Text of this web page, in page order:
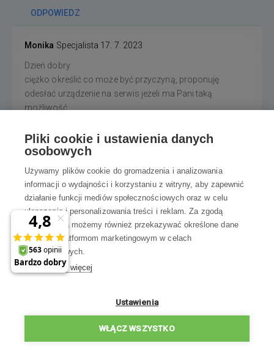
ODPOWIEDZ
Monika Specjalista 17. 7. 2023
Dzień dobry
ciężko określić co może być przyczyną, proponuję
odesłać urządzenie na serwis jeżeli ma Pani taką
możliwość.
ODPOWIEDZ
Sylwia12. 7. 2023
Nie opróżnia sam zbiornika na kurz
Dzień dobry. Posiadam Roborock q7 max i od kilu miesięcy się
sam nie opróżnia. Tzn podjeżdża do stacji, stacja się załącza
ale kurz i bród pozostają w pojemniku‍️proszę o pomoc
Ewelina5. 12. 2023
na pierwsze zakupy?
Chcę zniżkę
Pliki cookie i ustawienia danych
osobowych
Używamy plików cookie do gromadzenia i analizowania
informacji o wydajności i korzystaniu z witryny, aby zapewnić
działanie funkcji mediów społecznościowych oraz w celu
ulepszania i personalizowania treści i reklam. Za zgodą
użytkownika możemy również przekazywać określone dane
osobowe platformom marketingowym w celach
marketingowych.
Dowiedz się więcej
Ustawienia
WŁĄCZ WSZYSTKO